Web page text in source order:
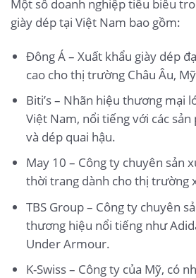
Một số doanh nghiệp tiêu biểu
giày dép tại Việt Nam bao gồm:
Đông Á – Xuất khẩu giày dép
cao cho thị trường Châu Âu,
Biti’s – Nhãn hiệu thương mại
Việt Nam, nổi tiếng với các
và dép quai hậu.
May 10 – Công ty chuyên sản
thời trang dành cho thị trường
TBS Group – Công ty chuyên
thương hiệu nổi tiếng như
Under Armour.
K-Swiss – Công ty của Mỹ, có